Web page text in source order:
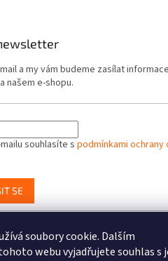
soubory cookie. Dalším
webu vyjadřujete souhlas s
a my vám budeme zasílat
našem e-shopu.
souhlasíte spodmínkami ochrany
SE
Toys.cz, distributor značek BUKI